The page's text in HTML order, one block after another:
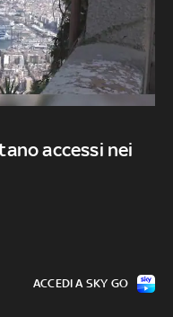
accessi nei
ACCEDI A SKY GO